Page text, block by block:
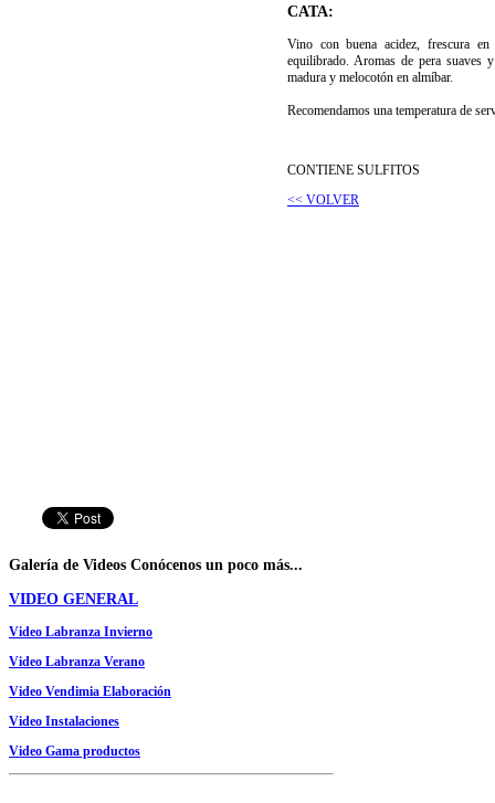
CATA:
Vino con buena acidez, frescura
equilibrado. Aromas de pera suaves
madura y melocotón en almíbar.
Recomendamos una temperatura de
CONTIENE SULFITOS
<< VOLVER
Galería de Videos Conócenos un poco más...
VIDEO GENERAL
Video Labranza Invierno
Video Labranza Verano
Video Vendimia Elaboración
Video Instalaciones
Video Gama productos